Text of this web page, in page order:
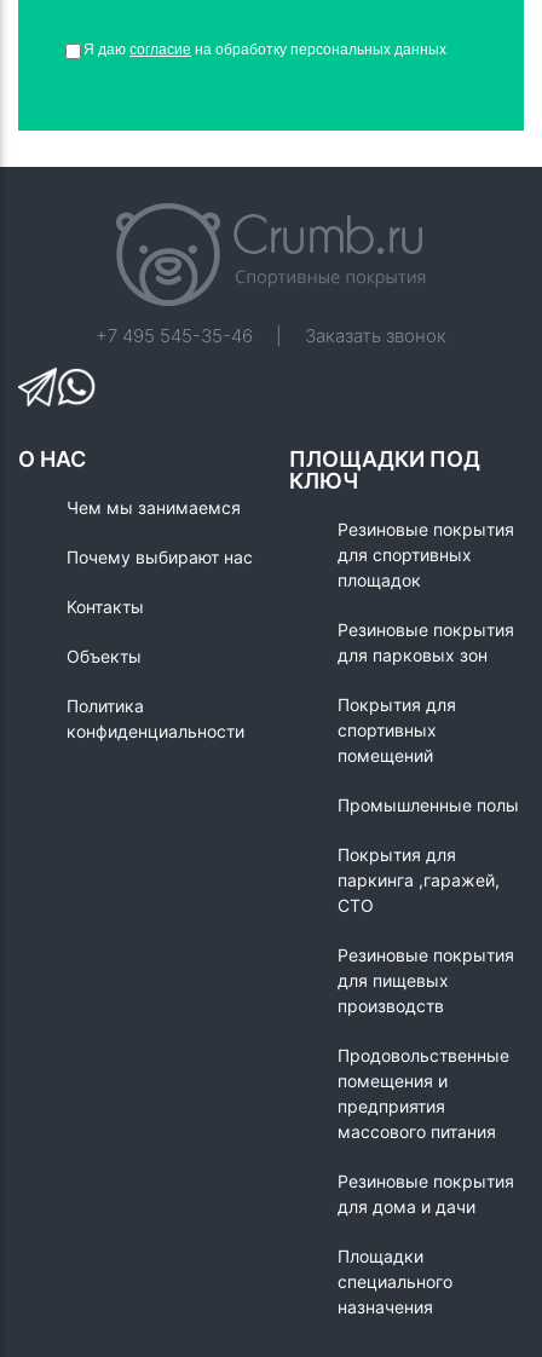
Я даю согласие на обработку персональных данных
+7 495 545-35-46 Заказать звонок
О НАС
Чем мы занимаемся
Почему выбирают нас
Контакты
Объекты
Политика
конфиденциальности
ПЛОЩАДКИ ПОД
КЛЮЧ
Резиновые покрытия
для спортивных
площадок
Резиновые покрытия
для парковых зон
Покрытия для
спортивных
помещений
Промышленные полы
Покрытия для
паркинга ,гаражей,
СТО
Резиновые покрытия
для пищевых
производств
Продовольственные
помещения и
предприятия
массового питания
Резиновые покрытия
для дома и дачи
Площадки
специального
назначения